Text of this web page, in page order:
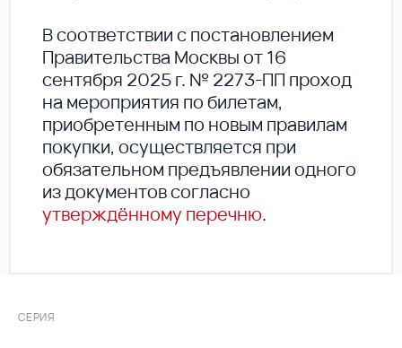
В соответствии с постановлением
Правительства Москвы от 16
сентября 2025 г. № 2273-ПП проход
на мероприятия по билетам,
приобретенным по новым правилам
покупки, осуществляется при
обязательном предъявлении одного
из документов согласно
утверждённому перечню.
СЕРИЯ